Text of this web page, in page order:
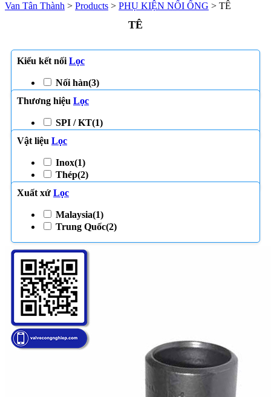
Van Tân Thành > Products > PHỤ KIỆN NỐI ỐNG > TÊ
TÊ
Kiểu kết nối Lọc
Nối hàn(3)
Thương hiệu Lọc
SPI / KT(1)
Vật liệu Lọc
Inox(1)
Thép(2)
Xuất xứ Lọc
Malaysia(1)
Trung Quốc(2)